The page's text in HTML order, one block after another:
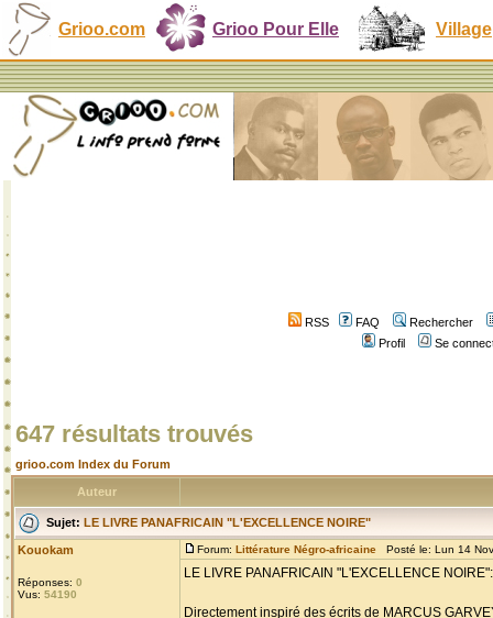
Grioo.com Grioo Pour Elle Village
RSS FAQ
Rechercher
Profil
Se
647 résultats trouvés
grioo.com Index du Forum
Auteur
Sujet: LE LIVRE PANAFRICAIN "L'EXCELLENCE NOIRE"
Kouokam
Réponses: 0
Vus: 54190
Forum: Littérature Négro-africaine Posté le: Lun 14
LE LIVRE PANAFRICAIN "L'EXCELLENCE NOIRE":
Directement inspiré des écrits de MARCUS